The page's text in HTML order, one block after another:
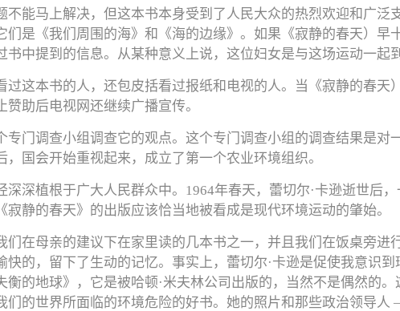
能马上解决，但这本书本身受到了人民大众的热烈欢迎和广泛
是《我们周围的海》和《海的边缘》。如果《寂静的春天）早
中提到的信息。从某种意义上说，这位妇女是与这场运动一起
这本书的人，还包皮括看过报纸和电视的人。当《寂静的春天
助后电视网还继续广播宣传。
门调查小组调查它的观点。这个专门调查小组的调查结果是对
国会开始重视起来，成立了第一个农业环境组织。
深深植根于广大人民群众中。1964年春天，蕾切尔·卡逊逝世后
静的春天》的出版应该恰当地被看成是现代环境运动的肇始。
们在母亲的建议下在家里读的几本书之一，并且我们在饭桌旁进
的，留下了生动的记忆。事实上，蕾切尔·卡逊是促使我意识
的地球》，它是被哈顿·米夫林公司出版的，当然不是偶然的
们的世界所面临的环境危险的好书。她的照片和那些政治领导